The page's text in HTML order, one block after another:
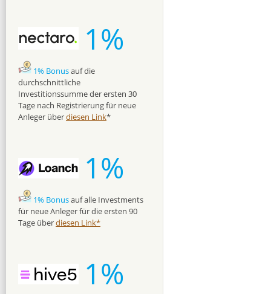
1%
1% Bonusauf die
durchschnittliche
Investitionssumme der ersten 30
Tage nach Registrierung für neue
Anleger überdiesen Link*
1%
1% Bonusauf alle Investments
für neue Anleger für die ersten 90
Tage überdiesen Link*
1%